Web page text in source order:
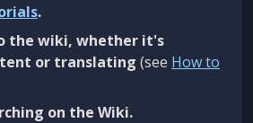
.
the wiki, whether it's
or translating (see How to
on the Wiki.